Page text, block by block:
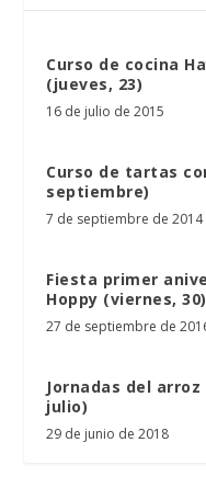
Curso de cocina
(jueves, 23)
16 de julio de 2015
Curso de tartas
septiembre)
7 de septiembre de 2014
Fiesta primer
Hoppy (viernes, 30)
27 de septiembre de
Jornadas del
julio)
29 de junio de 2018